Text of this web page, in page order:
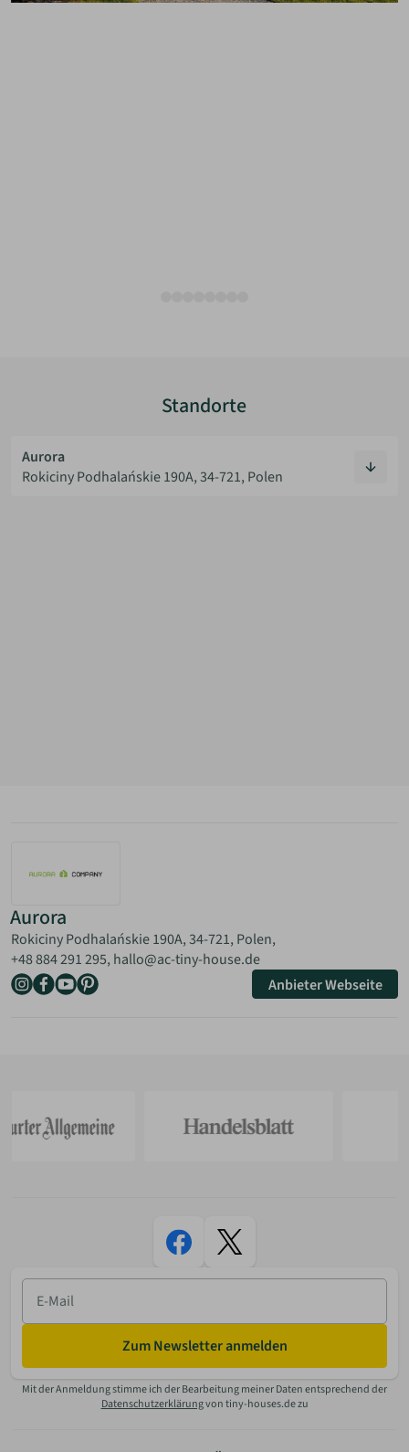
Standorte
Aurora
Rokiciny Podhalańskie 190A, 34-721, Polen
Aurora
Rokiciny Podhalańskie 190A, 34-721, Polen,
+48 884 291 295, hallo@ac-tiny-house.de
Anbieter Webseite
E-
Mail
Zum Newsletter anmelden
Mit der Anmeldung stimme ich der Bearbeitung meiner Daten entsprechend der
Datenschutzerklärungvon tiny-houses.de zu